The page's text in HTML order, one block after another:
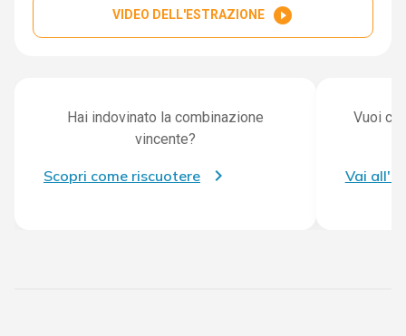
VIDEO DELL'ESTRAZIONE play_circle_filled
Hai indovinato la combinazione
vincente?
Scopri come riscuotere
Vuoi
Vai